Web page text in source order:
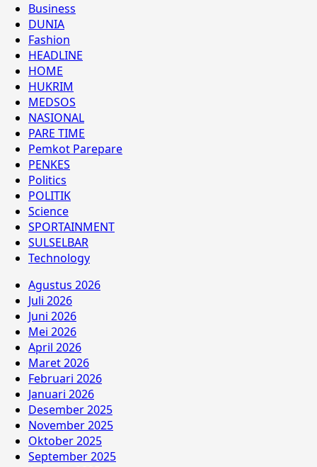
Business
DUNIA
Fashion
HEADLINE
HOME
HUKRIM
MEDSOS
NASIONAL
PARE TIME
Pemkot Parepare
PENKES
Politics
POLITIK
Science
SPORTAINMENT
SULSELBAR
Technology
Agustus 2026
Juli 2026
Juni 2026
Mei 2026
April 2026
Maret 2026
Februari 2026
Januari 2026
Desember 2025
November 2025
Oktober 2025
September 2025